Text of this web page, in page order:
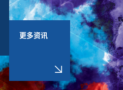
更多资讯